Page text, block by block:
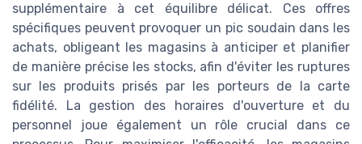
supplémentaire à cet équilibre délicat. Ces offres
spécifiques peuvent provoquer un pic soudain dans les
achats, obligeant les magasins à anticiper et planifier
de manière précise les stocks, afin d'éviter les ruptures
sur les produits prisés par les porteurs de la carte
fidélité. La gestion des horaires d'ouverture et du
personnel joue également un rôle crucial dans ce